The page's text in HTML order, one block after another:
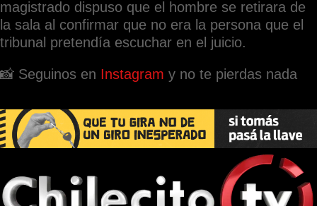
magistrado dispuso que el hombre se retirara de
la sala al confirmar que no era la persona que el
tribunal pretendía escuchar en el juicio.
📸 Seguinos en Instagram y no te pierdas nada